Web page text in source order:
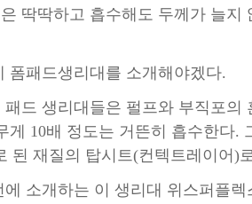
딱딱하고 흡수해도 두께가 늘지
폼패드생리대를 소개해야겠다.
패드 생리대들은 펄프와 부직포의
게 10배 정도는 거뜬히 흡수한다.
된 재질의 탑시트(컨텍트레이어)
에 소개하는 이 생리대 위스퍼플